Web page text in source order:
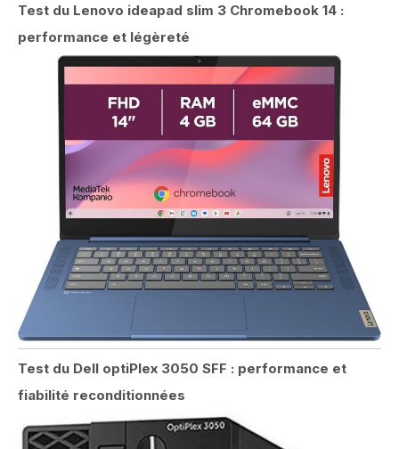
Test du Lenovo ideapad slim 3 Chromebook 14 :
performance et légèreté
Test du Dell optiPlex 3050 SFF : performance et
fiabilité reconditionnées